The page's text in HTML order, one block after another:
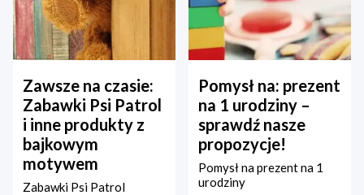
Zawsze na czasie:
Zabawki Psi Patrol
i inne produkty z
bajkowym
motywem
Zabawki Psi Patrol
Pomysł na: prezent
na 1 urodziny –
sprawdź nasze
propozycje!
Pomysł na prezent na 1
urodziny